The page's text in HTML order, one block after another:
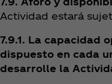
Actividad estará
7.9.1. La capacidad
dispuesto en cada
desarrolle la